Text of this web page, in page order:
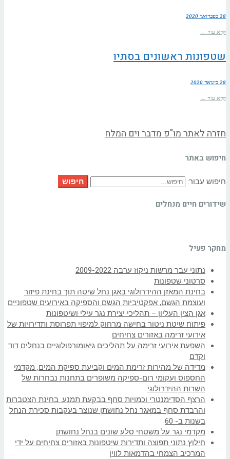
28 בפברואר 2020
קרא עוד ←
שטפונות ראשונים בסתיו
28 בינואר 2020
קרא עוד ←
חזרה לאתר מו"פ מדבר וים המלח
חיפוש באתר
חיפוש עבור: חיפוש
שידורים חיים מנחלים
מחקר פעיל
נתוני עבר מרשות ניקוז ערבה 2009-2022
סרטוני שטפונות
בחינת המאזן ההידרולוגי באגן נחל שיטה תוך בחינת פיזור
ועוצמת הגשם, אפקטיביות הגשם והספיקה באירועים שטפוניים
אגן הצין העליון – תהליכי יצירת נגר עילי ושיטפונות
פיתוח שיטת ניטור בחישה מרחוק למיפוי תפרוסת ותדירויות של
אירועי זרימה באזורים צחיחים
השפעת אירועי זרימה על תהליכים גיאומורפולוגיים בנחלים דוד
וקדם
מדידה של מהירות זרימת המים וקביעת ספיקת המים, מקדמי
החספוס ועקומי רום-ספיקה משופרים בתחנות נבחרות של
השרות ההידרולוגי
הרצף הסדימנטרי וכמויות סחף בבקעת תמנע. בחינת הצטברות
והרבדת סחף במאגר נחל נחושתן שנוצר בעקבות סכירת הנחל
בשנות ב- 60
מקדמי נגר על משטחי סלע שונים בנחל נחושתן
חילוץ נתוני תפוצה ותדירות שיטפונות באזורים צחיחים על ידי
המרכיב הצמחי בהדמאות לווין